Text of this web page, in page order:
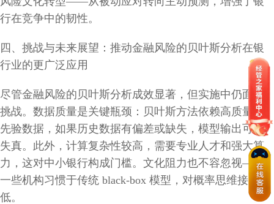
行在竞争中的韧性。
四、挑战与未来展望：推动金融风险的贝叶斯分析在银
行业的更广泛应用
尽管金融风险的贝叶斯分析成效显著，但实施中仍面临
挑战。数据质量是关键瓶颈：贝叶斯方法依赖高质量的
先验数据，如果历史数据有偏差或缺失，模型输出可能
失真。此外，计算复杂性较高，需要专业人才和强大算
力，这对中小银行构成门槛。文化阻力也不容忽视——
一些机构习惯于传统 black-box 模型，对概率思维接受度
低。